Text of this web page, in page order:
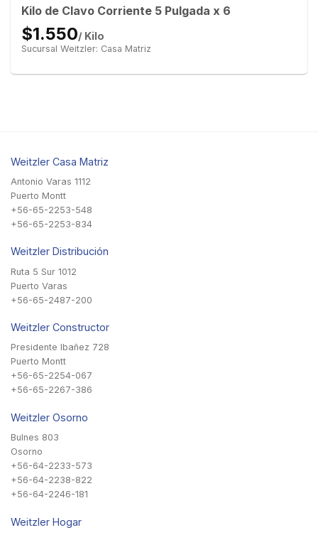
Kilo de Clavo Corriente 5 Pulgada x 6
$1.550/ Kilo
Sucursal Weitzler: Casa Matriz
Weitzler Casa Matriz
Antonio Varas 1112
Puerto Montt
+56-65-2253-548
+56-65-2253-834
Weitzler Distribución
Ruta 5 Sur 1012
Puerto Varas
+56-65-2487-200
Weitzler Constructor
Presidente Ibañez 728
Puerto Montt
+56-65-2254-067
+56-65-2267-386
Weitzler Osorno
Bulnes 803
Osorno
+56-64-2233-573
+56-64-2238-822
+56-64-2246-181
Weitzler Hogar